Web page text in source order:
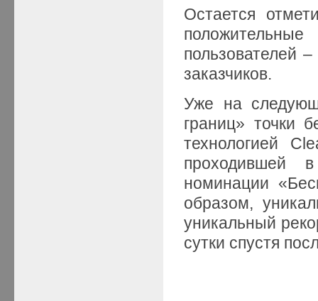
Остается
пользователей
заказчиков.
Уже на
границ» точки
технологией
проходившей
номинации
образом,
уникальный
сутки спустя